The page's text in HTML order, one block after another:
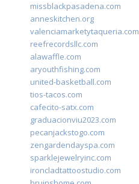
missblackpasadena.com
anneskitchen.org
valenciamarketytaqueria.com
reefrecordsllc.com
alawaffle.com
aryouthfishing.com
united-basketball.com
tios-tacos.com
cafecito-satx.com
graduacionviu2023.com
pecanjackstogo.com
zengardendayspa.com
sparklejewelryinc.com
ironcladtattoostudio.com